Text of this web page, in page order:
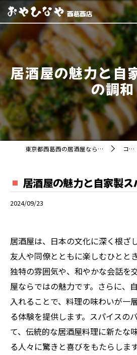
居酒屋の魅力と自
の調和
東京都西葛西の居酒屋ならおやひなや 西葛西店 コラム
居酒屋の魅力と自家製
2024/09/23
居酒屋は、日本の文化に深く根ざ
友人や同僚とともに楽しむひとと
独特の雰囲気や、和やかな会話を
屋ならではの魅力です。さらに、
入れることで、料理の味わいが一
る体験を提供します。スパイスの
て、伝統的な居酒屋料理に新たな
る人々に驚きと喜びをもたらしま